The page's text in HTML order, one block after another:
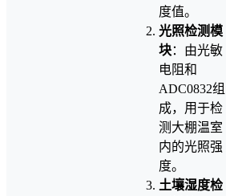
度值。
光照检测模
块：由光敏
电阻和
ADC0832组
成，用于检
测大棚温室
内的光照强
度。
土壤湿度检